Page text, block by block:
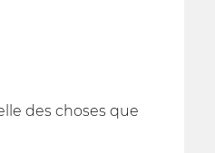
des choses que